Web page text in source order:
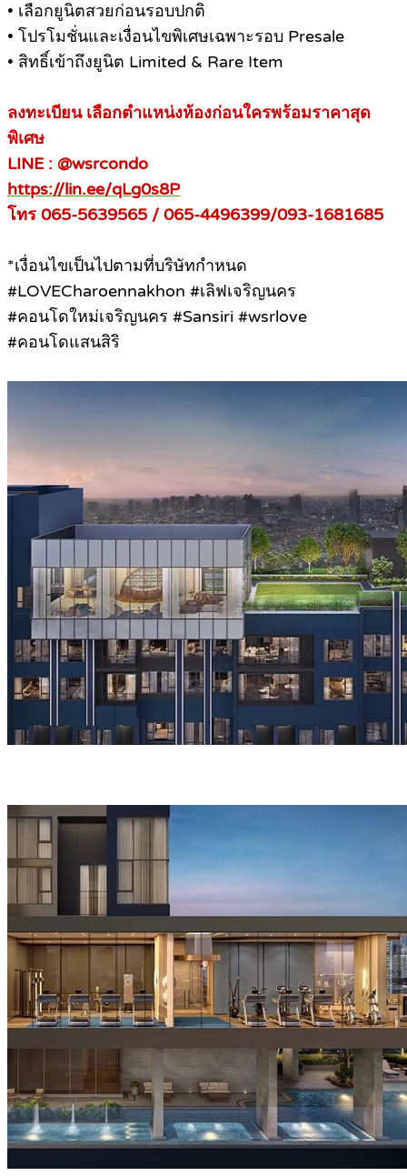
• เลือกยูนิตสวยก่อนรอบปกติ
• โปรโมชั่นและเงื่อนไขพิเศษเฉพาะรอบ Presale
• สิทธิ์เข้าถึงยูนิต Limited & Rare Item
ลงทะเบียน เลือกตำแหน่งห้องก่อนใครพร้อมราคาสุด
พิเศษ
LINE : @wsrcondo
https://lin.ee/qLg0s8P
โทร 065-5639565 / 065-4496399/093-1681685
*เงื่อนไขเป็นไปตามที่บริษัทกำหนด
#LOVECharoennakhon #เลิฟเจริญนคร
#คอนโดใหม่เจริญนคร #Sansiri #wsrlove
#คอนโดแสนสิริ